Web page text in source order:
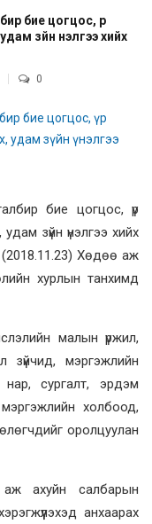
бие цогцос, үр
зүйн үнэлгээ хийх
0
бие цогцос, үр
зүйн үнэлгээ хийх
(2018.11.23) Хөдөө аж
хурлын танхимд
малын үржил,
зүйчид, мэргэжлийн
сургалт, эрдэм
холбоод,
оролцуулан
аж ахуйн салбарын
анхаарах